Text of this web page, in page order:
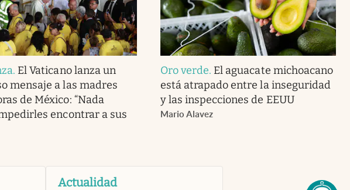
. El Vaticano lanza un
mensaje a las madres
de México: “Nada
encontrar a sus
Oro verde. El aguacate michoacano
está atrapado entre la inseguridad
y las inspecciones de EEUU
Mario Alavez
Actualidad